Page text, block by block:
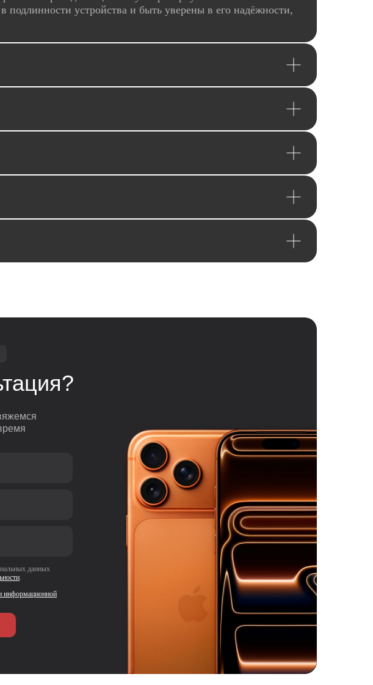
подлинности устройства и быть уверены в его надёжности,
данных
информационной